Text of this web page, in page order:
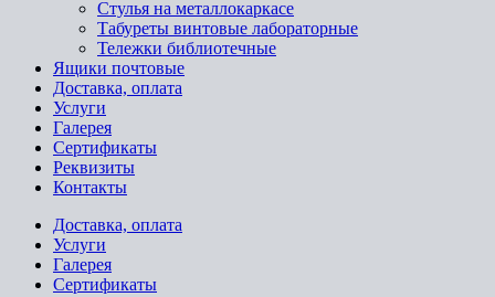
Стулья на металлокаркасе
Табуреты винтовые лабораторные
Тележки библиотечные
Ящики почтовые
Доставка, оплата
Услуги
Галерея
Сертификаты
Реквизиты
Контакты
Доставка, оплата
Услуги
Галерея
Сертификаты